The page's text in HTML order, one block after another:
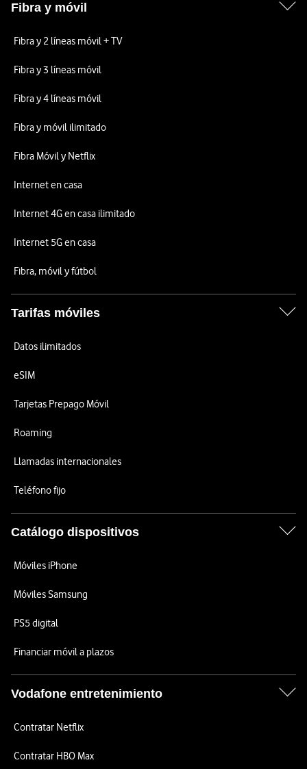
Fibra y móvil
Fibra y 2 líneas móvil + TV
Fibra y 3 líneas móvil
Fibra y 4 líneas móvil
Fibra y móvil ilimitado
Fibra Móvil y Netflix
Internet en casa
Internet 4G en casa ilimitado
Internet 5G en casa
Fibra, móvil y fútbol
Tarifas móviles
Datos ilimitados
eSIM
Tarjetas Prepago Móvil
Roaming
Llamadas internacionales
Teléfono fijo
Catálogo dispositivos
Móviles iPhone
Móviles Samsung
PS5 digital
Financiar móvil a plazos
Vodafone entretenimiento
Contratar Netflix
Contratar HBO Max